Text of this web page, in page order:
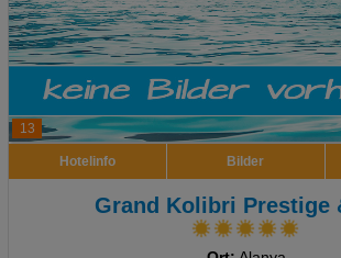
13
Hotelinfo Bilder
Grand Kolibri Prestige